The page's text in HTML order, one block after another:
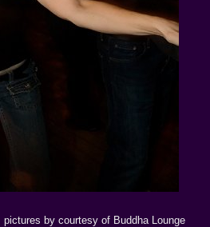
by courtesy of Buddha Lounge